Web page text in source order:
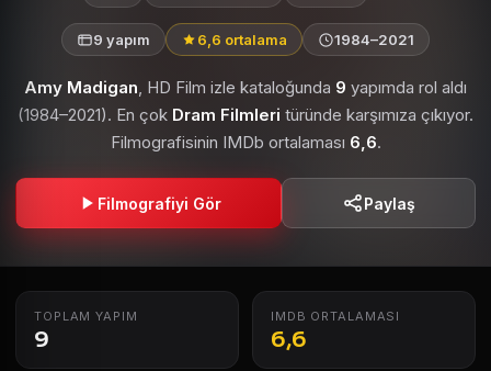
9 yapım 6,6 ortalama 1984–2021
Amy Madigan, HD Film izle kataloğunda 9 yapımda rol aldı
(1984–2021). En çok Dram Filmleri türünde karşımıza çıkıyor.
Filmografisinin IMDb ortalaması 6,6.
Filmografiyi Gör Paylaş
TOPLAM YAPIM
9
IMDB ORTALAMASI
6,6